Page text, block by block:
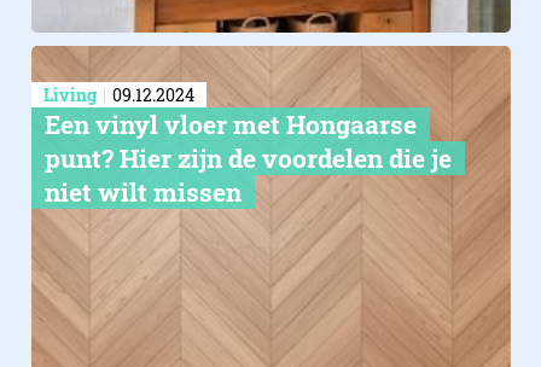
Living 09.12.2024
Een vinyl vloer met Hongaarse
punt? Hier zijn de voordelen die je
niet wilt missen